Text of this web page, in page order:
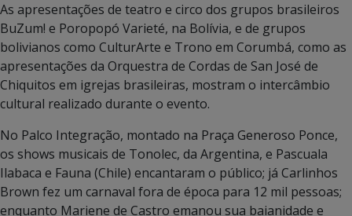
As apresentações de teatro e circo dos grupos brasileiros
BuZum! e Poropopó Varieté, na Bolívia, e de grupos
bolivianos como CulturArte e Trono em Corumbá, como as
apresentações da Orquestra de Cordas de San José de
Chiquitos em igrejas brasileiras, mostram o intercâmbio
cultural realizado durante o evento.
No Palco Integração, montado na Praça Generoso Ponce,
os shows musicais de Tonolec, da Argentina, e Pascuala
Ilabaca e Fauna (Chile) encantaram o público; já Carlinhos
Brown fez um carnaval fora de época para 12 mil pessoas;
enquanto Mariene de Castro emanou sua baianidade e